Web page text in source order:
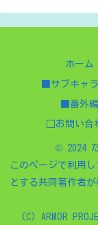
ホーム
■サブキャ
■番外編
□お問い合
© 2024
このページで利用
とする共同著作者
(C) ARMOR